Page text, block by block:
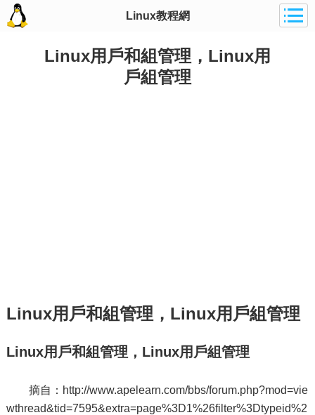
Linux教程網
Linux用戶和組管理，Linux用
戶組管理
Linux用戶和組管理，Linux用戶組管理
Linux用戶和組管理，Linux用戶組管理
摘自：http://www.apelearn.com/bbs/forum.php?mod=vie
wthread&tid=7595&extra=page%3D1%26filter%3Dtypeid%2